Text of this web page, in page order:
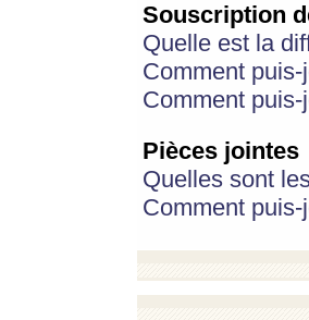
Souscription
Quelle est la
Comment
Comment
Pièces jointes
Quelles sont
Comment